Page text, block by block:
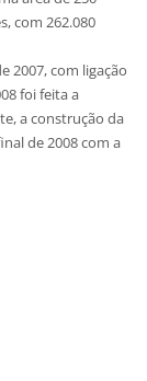
com 262.080
2007, com ligação
foi feita a
a construção da
de 2008 com a